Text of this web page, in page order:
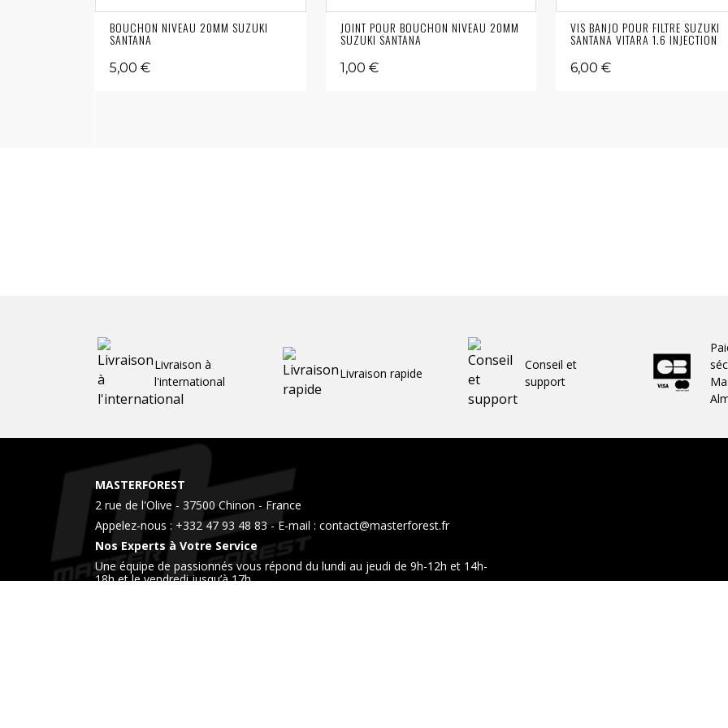
BOUCHON NIVEAU 20MM SUZUKI
SANTANA
5,00 €
JOINT POUR BOUCHON NIVEAU 20MM
SUZUKI SANTANA
1,00 €
VIS BANJO POUR FILTRE SUZUKI
SANTANA VITARA 1.6 INJECTION
6,00 €
Livraison à
l'international
Livraison rapide
Conseil et
support
MASTERFOREST
2 rue de l'Olive - 37500 Chinon - France
Appelez-nous : +332 47 93 48 83- E-mail : contact@masterforest.fr
Nos Experts à Votre Service
Une équipe de passionnés vous répond du lundi au jeudi de 9h-12h et 14h-
18h et le vendredi jusqu’à 17h